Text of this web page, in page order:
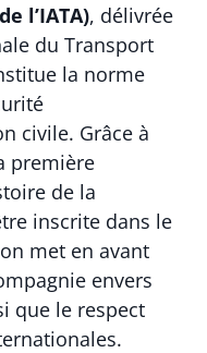
l’IATA), délivrée
du Transport
la norme
civile. Grâce à
première
de la
inscrite dans le
met en avant
envers
que le respect